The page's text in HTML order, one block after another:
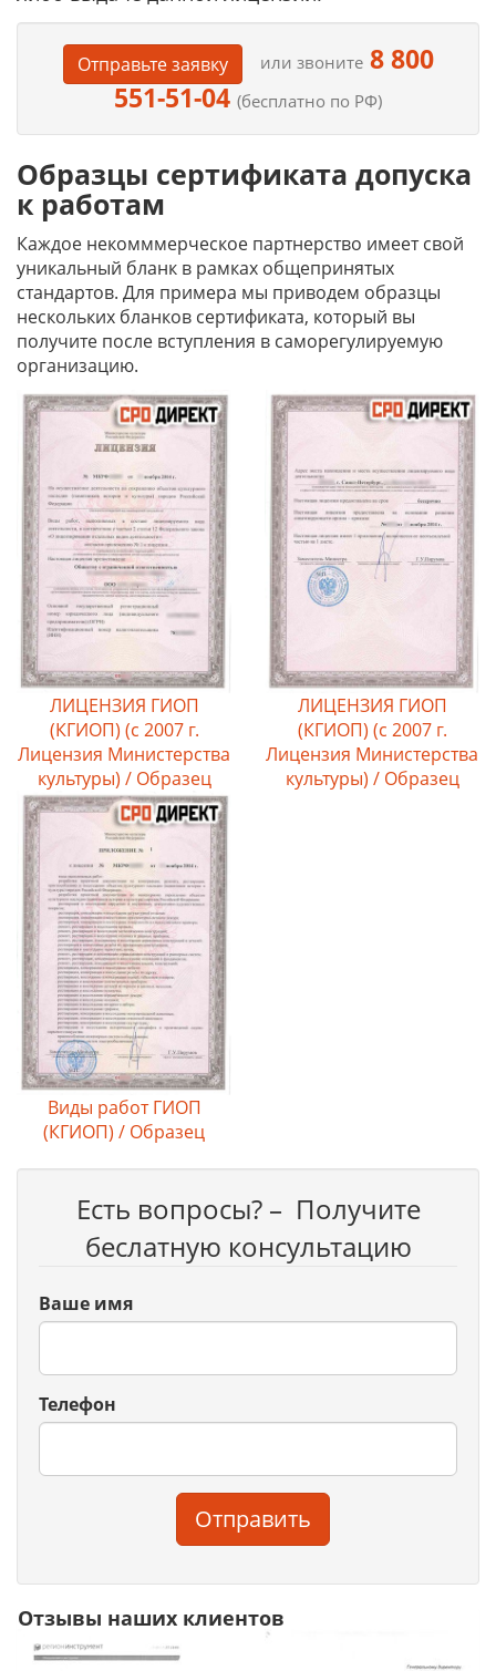
Отправьте заявку или звоните8 800
551-51-04 (бесплатно по РФ)
Образцы сертификата допуска
к работам
Каждое некомммерческое партнерство имеет свой
уникальный бланк в рамках общепринятых
стандартов. Для примера мы приводем образцы
нескольких бланков сертификата, который вы
получите после вступления в саморегулируемую
организацию.
ЛИЦЕНЗИЯ ГИОП
(КГИОП) (c 2007 г.
Лицензия Министерства
культуры) / Образец
ЛИЦЕНЗИЯ ГИОП
(КГИОП) (c 2007 г.
Лицензия Министерства
культуры) / Образец
Виды работ ГИОП
(КГИОП) / Образец
Есть вопросы? – Получите
беслатную консультацию
Ваше имя
Телефон
Отправить
Отзывы наших клиентов